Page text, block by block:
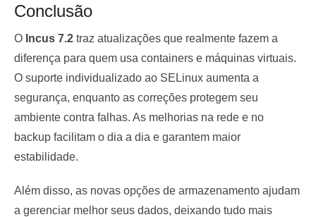
Conclusão
O Incus 7.2 traz atualizações que realmente fazem a
diferença para quem usa containers e máquinas virtuais.
O suporte individualizado ao SELinux aumenta a
segurança, enquanto as correções protegem seu
ambiente contra falhas. As melhorias na rede e no
backup facilitam o dia a dia e garantem maior
estabilidade.
Além disso, as novas opções de armazenamento ajudam
a gerenciar melhor seus dados, deixando tudo mais